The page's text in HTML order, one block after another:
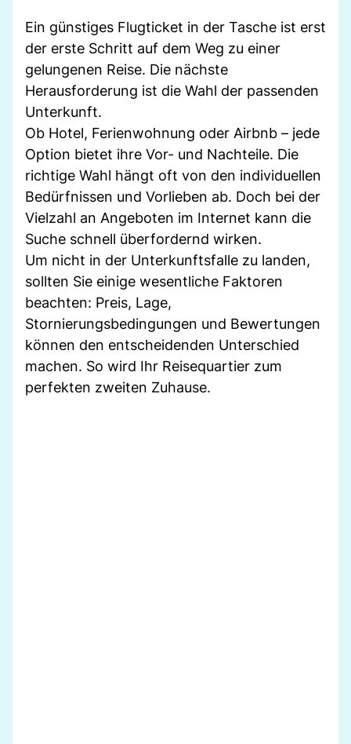
Ein günstiges Flugticket in der Tasche ist erst
der erste Schritt auf dem Weg zu einer
gelungenen Reise. Die nächste
Herausforderung ist die Wahl der passenden
Unterkunft.
Ob Hotel, Ferienwohnung oder Airbnb – jede
Option bietet ihre Vor- und Nachteile. Die
richtige Wahl hängt oft von den individuellen
Bedürfnissen und Vorlieben ab. Doch bei der
Vielzahl an Angeboten im Internet kann die
Suche schnell überfordernd wirken.
Um nicht in der Unterkunftsfalle zu landen,
sollten Sie einige wesentliche Faktoren
beachten: Preis, Lage,
Stornierungsbedingungen und Bewertungen
können den entscheidenden Unterschied
machen. So wird Ihr Reisequartier zum
perfekten zweiten Zuhause.